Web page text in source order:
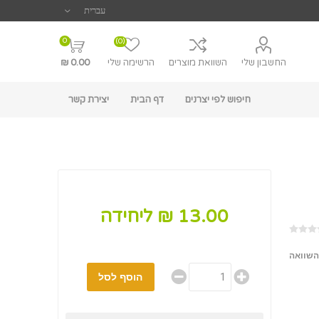
החשבון שלי השוואת מוצרים הרשימה שלי
(0)
0
0.00 ₪
חיפוש לפי יצרנים דף הבית יצירת קשר
13.00 ₪ ליחידה